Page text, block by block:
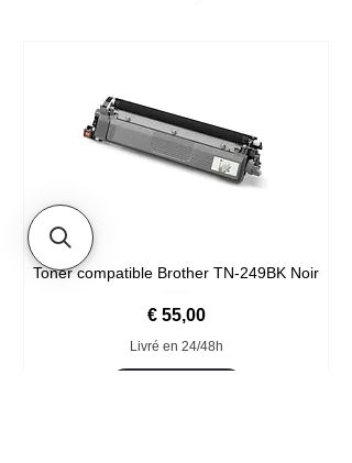
Toner compatible Brother TN-249BK Noir
Prijs
€ 55,00
Livré en 24/48h